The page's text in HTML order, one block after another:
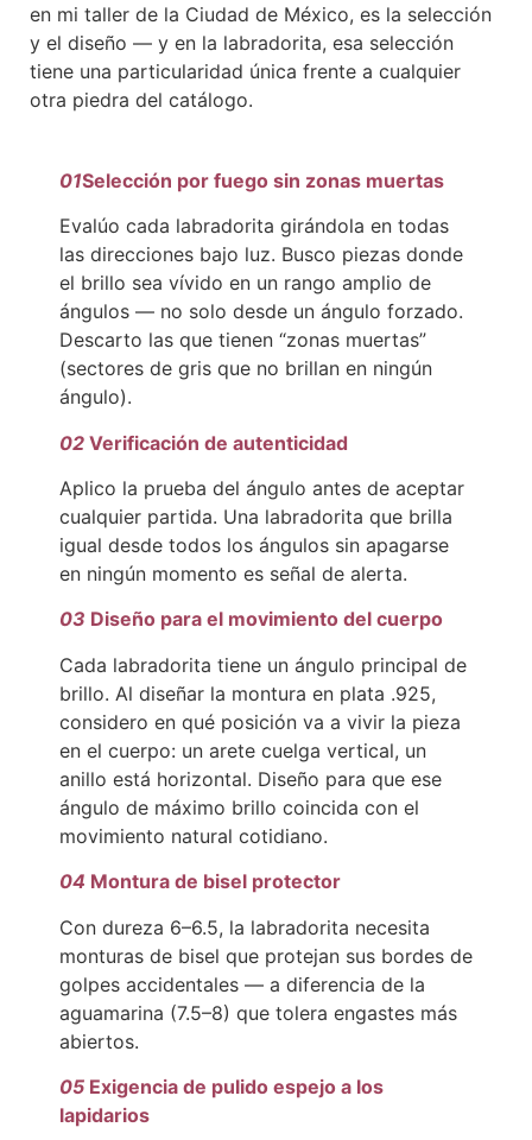
en mi taller de la Ciudad de México, es la selección
y el diseño — y en la labradorita, esa selección
tiene una particularidad única frente a cualquier
otra piedra del catálogo.
01Selección por fuego sin zonas muertas
Evalúo cada labradorita girándola en todas
las direcciones bajo luz. Busco piezas donde
el brillo sea vívido en un rango amplio de
ángulos — no solo desde un ángulo forzado.
Descarto las que tienen “zonas muertas”
(sectores de gris que no brillan en ningún
ángulo).
02 Verificación de autenticidad
Aplico la prueba del ángulo antes de aceptar
cualquier partida. Una labradorita que brilla
igual desde todos los ángulos sin apagarse
en ningún momento es señal de alerta.
03 Diseño para el movimiento del cuerpo
Cada labradorita tiene un ángulo principal de
brillo. Al diseñar la montura en plata .925,
considero en qué posición va a vivir la pieza
en el cuerpo: un arete cuelga vertical, un
anillo está horizontal. Diseño para que ese
ángulo de máximo brillo coincida con el
movimiento natural cotidiano.
04 Montura de bisel protector
Con dureza 6–6.5, la labradorita necesita
monturas de bisel que protejan sus bordes de
golpes accidentales — a diferencia de la
aguamarina (7.5–8) que tolera engastes más
abiertos.
05 Exigencia de pulido espejo a los
lapidarios